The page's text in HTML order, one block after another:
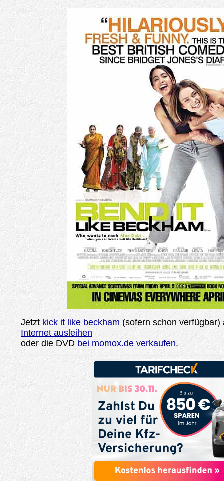
Jetztkick it like beckham (sofern schon verfügbar)
Internet ausleihen
oder die DVD bei momox.de verkaufen.